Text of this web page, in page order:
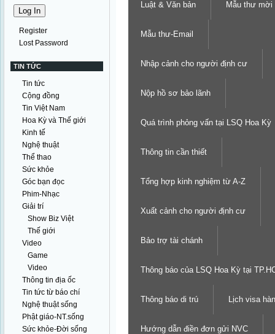
Register
Lost Password
TIN TỨC
Tin tức
Cộng đồng
Tin Việt Nam
Hoa Kỳ và Thế giới
Kinh tế
Nghệ thuật
Thể thao
Sức khỏe
Góc bạn đọc
Phim-Nhạc
Giải trí
Show Biz Việt
Thế giới
Video
Game
Video
Thông tin địa ốc
Tin tức từ báo chí
Nghệ thuật sống
Phật giáo-NT.sống
Sức khỏe-Đời sống
Luật & Văn bản Mẫu thư mời
Mẫu thư-Email
Nhập cảnh cho người định cư
Nộp hồ sơ bảo lãnh
Quá trình phỏng vấn tại LSQ Hoa Kỳ
Thông tin cần thiết
Tổng hợp kinh nghiệm từ A-Z
Xuất cảnh cho người định cư
Bảo trợ tài chánh
Thông báo của LSQ Hoa Kỳ tại
Thông báo di trú Lịch visa
Hướng dẫn điền đơn gửi NVC